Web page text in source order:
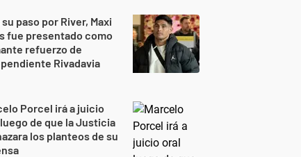
su paso por River, Maxi
fue presentado como
refuerzo de
Rivadavia
Porcel irá a juicio
de que la Justicia
los planteos de su